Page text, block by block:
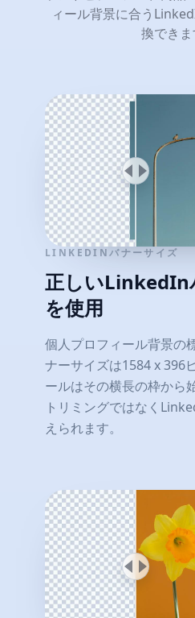
ィール背景に合う
換できま
LINKEDINバナーサイズ
正しいLinkedIn
を使用
個人プロフィール背景の
ナーサイズは1584 x 396
ールはその横長の枠から
トリミングではなく
えられます。